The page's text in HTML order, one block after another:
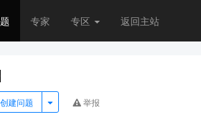
专家 专区 返回主站
建问题 举报